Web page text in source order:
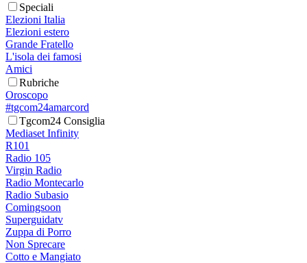
Speciali
Elezioni Italia
Elezioni estero
Grande Fratello
L'isola dei famosi
Amici
Rubriche
Oroscopo
#tgcom24amarcord
Tgcom24 Consiglia
Mediaset Infinity
R101
Radio 105
Virgin Radio
Radio Montecarlo
Radio Subasio
Comingsoon
Superguidatv
Zuppa di Porro
Non Sprecare
Cotto e Mangiato